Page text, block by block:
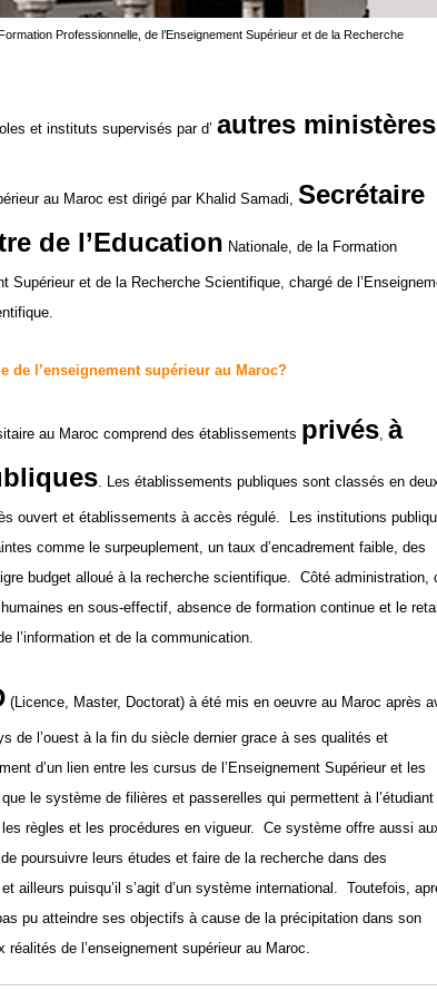
Professionnelle, de l’Enseignement Supérieur et de la Recherche
et instituts supervisés par d’ autres ministères
au Maroc est dirigé par Khalid Samadi, Secrétaire
de l’Education Nationale, de la Formation
Supérieur et de la Recherche Scientifique, chargé de
de l’enseignement supérieur au Maroc?
au Maroc comprend des établissements privés, à
. Les établissements publiques sont classés en
ouvert et établissements à accès régulé. Les institutions
comme le surpeuplement, un taux d’encadrement faible, des
budget alloué à la recherche scientifique. Côté administration,
en sous-effectif, absence de formation continue et le
l’information et de la communication.
(Licence, Master, Doctorat) à été mis en oeuvre au Maroc après
de l’ouest à la fin du siècle dernier grace à ses qualités et
d’un lien entre les cursus de l’Enseignement Supérieur et les
le système de filières et passerelles qui permettent à l’étudiant
les règles et les procédures en vigueur. Ce système offre aussi
poursuivre leurs études et faire de la recherche dans des
ailleurs puisqu’il s’agit d’un système international. Toutefois,
pu atteindre ses objectifs à cause de la précipitation dans son
de l’enseignement supérieur au Maroc.